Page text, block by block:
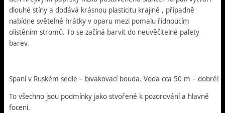
dlouhé stíny a dodává krásnou plasticitu krajině , případně
nabídne světelné hrátky v oparu mezi pomalu řídnoucím
olistěním stromů. To se začíná barvit do neuvěčitelné palety
barev.
Spaní v Ruském sedle – bivakovací bouda. Voda cca 50 m – dobré!
To všechno jsou podmínky jako stvořené k pozorování a hlavně
focení.